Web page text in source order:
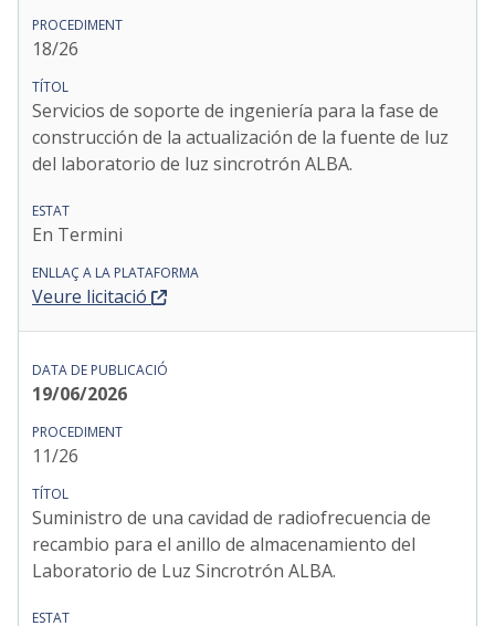
18/26
Servicios de soporte de ingeniería para la fase de
construcción de la actualización de la fuente de luz
del laboratorio de luz sincrotrón ALBA.
En Termini
Veure licitació
19/06/2026
11/26
Suministro de una cavidad de radiofrecuencia de
recambio para el anillo de almacenamiento del
Laboratorio de Luz Sincrotrón ALBA.